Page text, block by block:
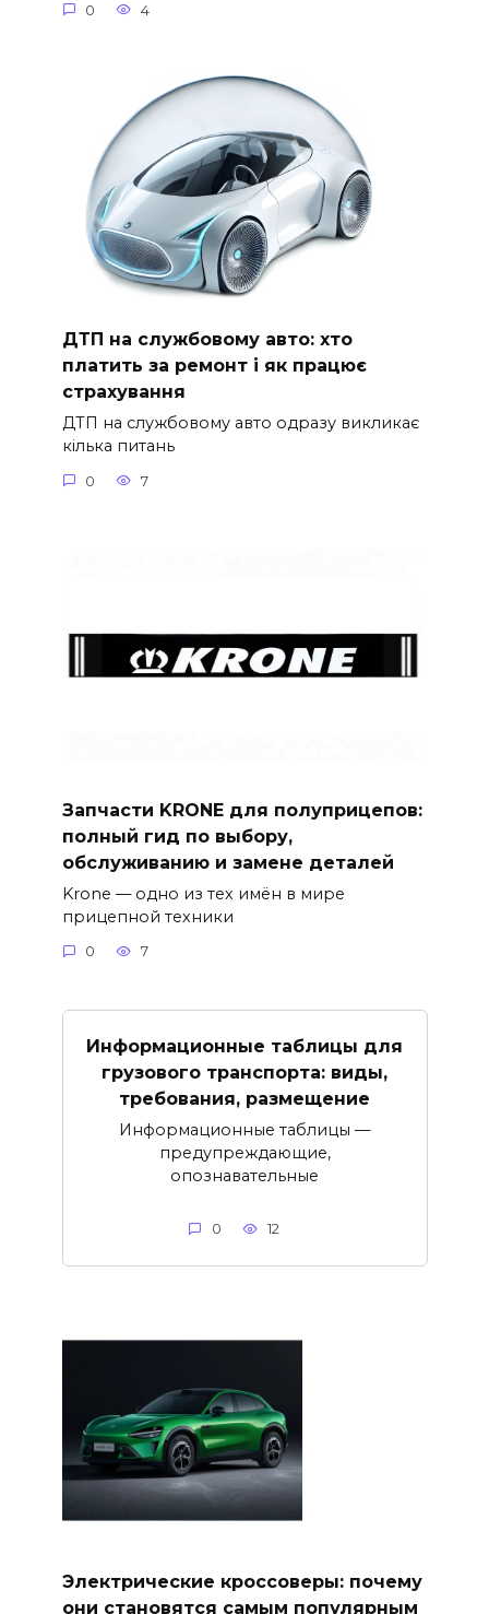
0 4
ДТП на службовому авто: хто
платить за ремонт і як працює
страхування
ДТП на службовому авто одразу викликає
кілька питань
0 7
Запчасти KRONE для полуприцепов:
полный гид по выбору,
обслуживанию и замене деталей
Krone — одно из тех имён в мире
прицепной техники
0 7
Информационные таблицы для
грузового транспорта: виды,
требования, размещение
Информационные таблицы —
предупреждающие,
опознавательные
0 12
Электрические кроссоверы: почему
они становятся самым популярным